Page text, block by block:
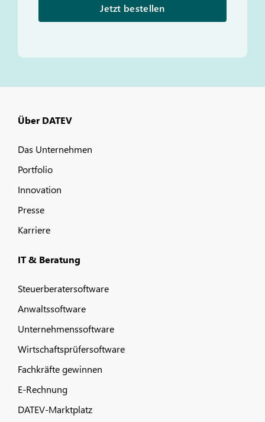
Jetzt bestellen
Über DATEV
Das Unternehmen
Portfolio
Innovation
Presse
Karriere
IT & Beratung
Steuerberatersoftware
Anwaltssoftware
Unternehmenssoftware
Wirtschaftsprüfersoftware
Fachkräfte gewinnen
E-Rechnung
DATEV-Marktplatz